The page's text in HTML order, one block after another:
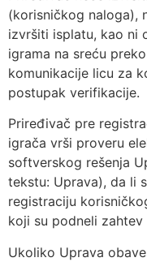
(korisničkog naloga),
izvršiti isplatu, kao ni
igrama na sreću
komunikacije licu za
postupak verifikacije.
Priređivač pre
igrača vrši proveru
softverskog rešenja
tekstu: Uprava), da li
registraciju
koji su podneli zahtev
Ukoliko Uprava